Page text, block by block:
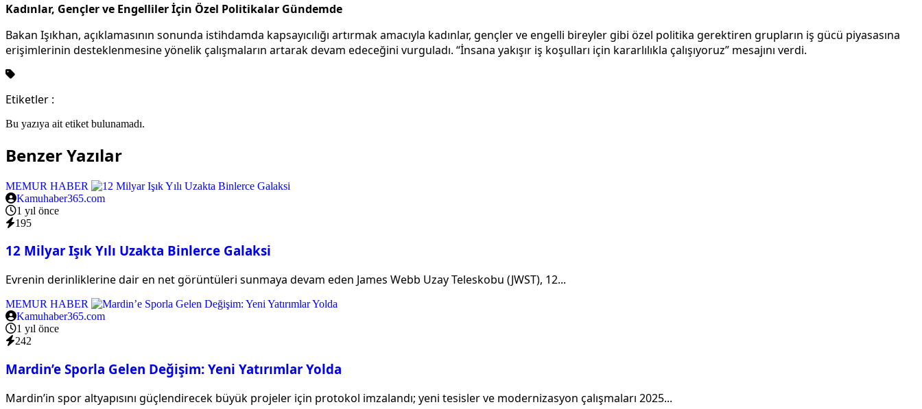
Kadınlar, Gençler ve Engelliler İçin Özel Politikalar Gündemde
Bakan Işıkhan, açıklamasının sonunda istihdamda kapsayıcılığı artırmak amacıyla kadınlar, gençler ve engelli bireyler gibi özel politika gerektiren grupların iş gücü piyasasına
erişimlerinin desteklenmesine yönelik çalışmaların artarak devam edeceğini vurguladı. “İnsana yakışır iş koşulları için kararlılıkla çalışıyoruz” mesajını verdi.
Etiketler :
Bu yazıya ait etiket bulunamadı.
Benzer Yazılar
MEMUR HABER
Kamuhaber365.com
1 yıl önce
195
12 Milyar Işık Yılı Uzakta Binlerce Galaksi
Evrenin derinliklerine dair en net görüntüleri sunmaya devam eden James Webb Uzay Teleskobu (JWST), 12...
MEMUR HABER
Kamuhaber365.com
1 yıl önce
242
Mardin’e Sporla Gelen Değişim: Yeni Yatırımlar Yolda
Mardin’in spor altyapısını güçlendirecek büyük projeler için protokol imzalandı; yeni tesisler ve modernizasyon çalışmaları 2025...